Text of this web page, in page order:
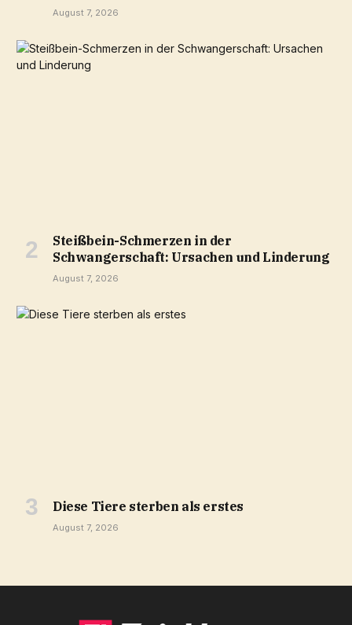
August 7, 2026
Steißbein-Schmerzen in der
Schwangerschaft: Ursachen und Linderung
August 7, 2026
Diese Tiere sterben als erstes
August 7, 2026